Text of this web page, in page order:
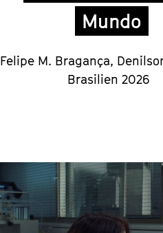
Mundo
Felipe M. Bragança,
Brasilien 2026